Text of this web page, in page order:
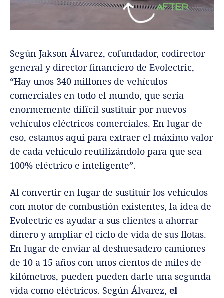
Según Jakson Álvarez, cofundador, codirector
general y director financiero de Evolectric,
“Hay unos 340 millones de vehículos
comerciales en todo el mundo, que sería
enormemente difícil sustituir por nuevos
vehículos eléctricos comerciales. En lugar de
eso, estamos aquí para extraer el máximo valor
de cada vehículo reutilizándolo para que sea
100% eléctrico e inteligente”.
Al convertir en lugar de sustituir los vehículos
con motor de combustión existentes, la idea de
Evolectric es ayudar a sus clientes a ahorrar
dinero y ampliar el ciclo de vida de sus flotas.
En lugar de enviar al deshuesadero camiones
de 10 a 15 años con unos cientos de miles de
kilómetros, pueden pueden darle una segunda
vida como eléctricos. Según Álvarez, el